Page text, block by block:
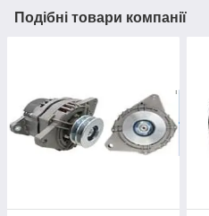
Подібні товари компанії